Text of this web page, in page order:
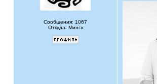
Сообщения: 1067
Откуда: Минск